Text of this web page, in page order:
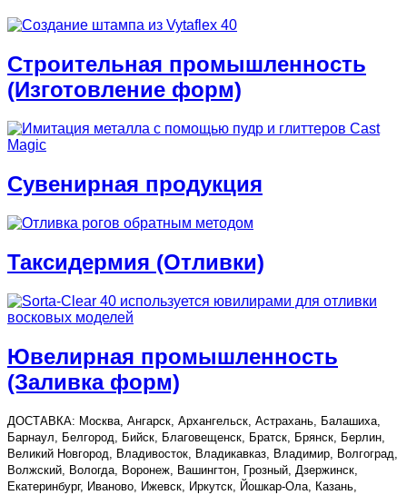
Строительная промышленность
(Изготовление форм)
Сувенирная продукция
Таксидермия (Отливки)
Ювелирная промышленность
(Заливка форм)
ДОСТАВКА: Москва, Ангарск, Архангельск, Астрахань, Балашиха,
Барнаул, Белгород, Бийск, Благовещенск, Братск, Брянск, Берлин,
Великий Новгород, Владивосток, Владикавказ, Владимир, Волгоград,
Волжский, Вологда, Воронеж, Вашингтон, Грозный, Дзержинск,
Екатеринбург, Иваново, Ижевск, Иркутск, Йошкар-Ола, Казань,